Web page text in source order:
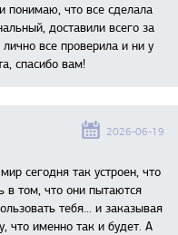
понимаю, что все сделала
доставили всего за
все проверила и ни у
спасибо вам!
2026-06-19
сегодня так устроен, что
в том, что они пытаются
тебя... и заказывая
что именно так и будет. А